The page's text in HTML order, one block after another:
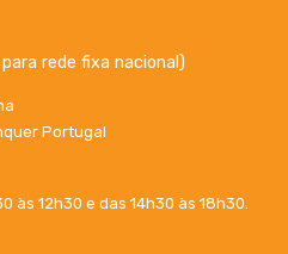
rede fixa nacional)
Portugal
às 12h30 e das 14h30 às 18h30.